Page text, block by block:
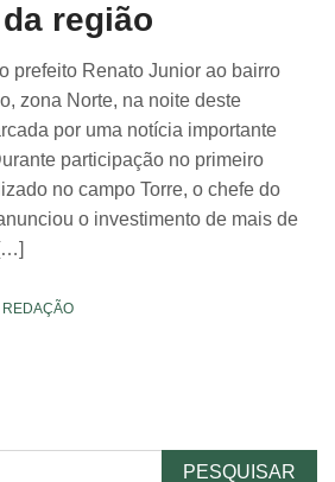
região
prefeito Renato Junior ao bairro
zona Norte, na noite deste
por uma notícia importante
participação no primeiro
no campo Torre, o chefe do
o investimento de mais de
REDAÇÃO